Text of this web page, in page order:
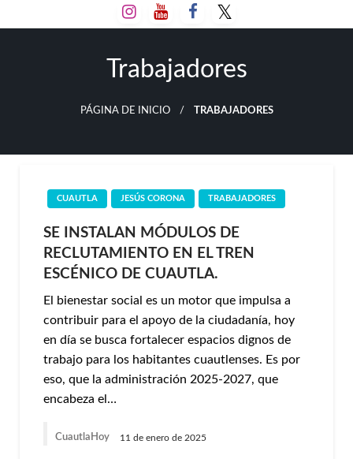
al
Trabajadores
PÁGINA DE INICIO TRABAJADORES
CUAUTLA JESÚS CORONA TRABAJADORES
SE INSTALAN MÓDULOS DE
RECLUTAMIENTO EN EL TREN
ESCÉNICO DE CUAUTLA.
El bienestar social es un motor que impulsa a
contribuir para el apoyo de la ciudadanía, hoy
en día se busca fortalecer espacios dignos de
trabajo para los habitantes cuautlenses. Es por
eso, que la administración 2025-2027, que
encabeza el…
CuautlaHoy 11 de enero de 2025